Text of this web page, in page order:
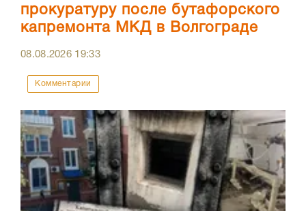
прокуратуру после бутафорского
капремонта МКД в Волгограде
08.08.2026 19:33
Комментарии